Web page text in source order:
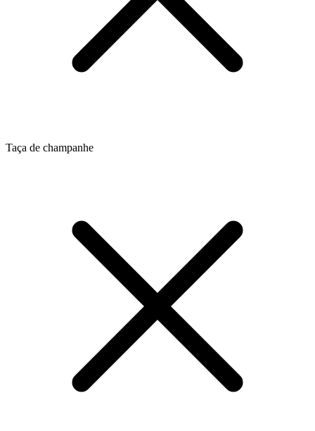
Taça de champanhe